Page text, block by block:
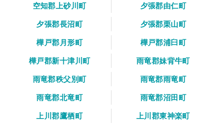
空知郡上砂川町
夕張郡由仁町
夕張郡長沼町
夕張郡栗山町
樺戸郡月形町
樺戸郡浦臼町
樺戸郡新十津川町
雨竜郡妹背牛町
雨竜郡秩父別町
雨竜郡雨竜町
雨竜郡北竜町
雨竜郡沼田町
上川郡鷹栖町
上川郡東神楽町